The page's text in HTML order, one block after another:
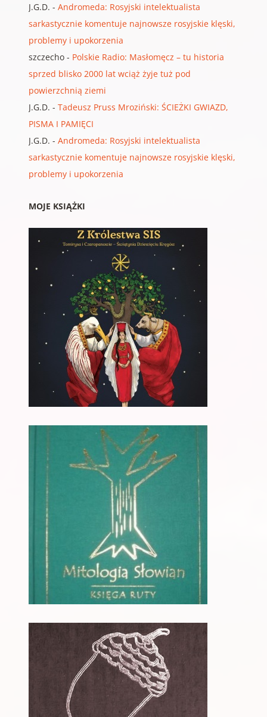
J.G.D. - Andromeda: Rosyjski intelektualista
sarkastycznie komentuje najnowsze rosyjskie klęski,
problemy i upokorzenia
szczecho- Polskie Radio: Masłomęcz – tu historia
sprzed blisko 2000 lat wciąż żyje tuż pod
powierzchnią ziemi
J.G.D. - Tadeusz Pruss Mroziński: ŚCIEŻKI GWIAZD,
PISMA I PAMIĘCI
J.G.D. - Andromeda: Rosyjski intelektualista
sarkastycznie komentuje najnowsze rosyjskie klęski,
problemy i upokorzenia
MOJE KSIĄŻKI